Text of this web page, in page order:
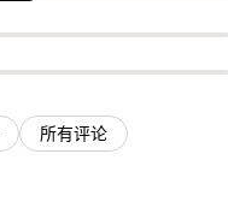
所有评论